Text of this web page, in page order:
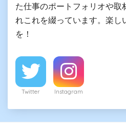
た仕事のポートフォリオや取
れこれを綴っています。楽し
を！
Twitter Instagram